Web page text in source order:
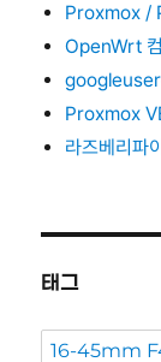
Proxmox /
OpenWrt
Proxmox
라즈베리파
태그
16-45mm